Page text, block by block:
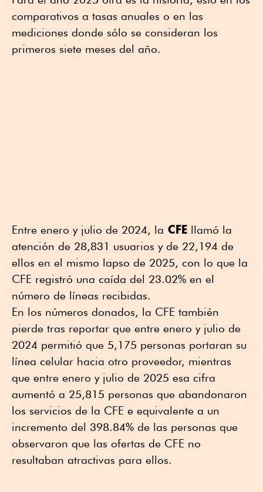
comparativos a tasas anuales o en las
mediciones donde sólo se consideran los
primeros siete meses del año.
Entre enero y julio de 2024, la CFE llamó la
atención de 28,831 usuarios y de 22,194 de
ellos en el mismo lapso de 2025, con lo que la
CFE registró una caída del 23.02% en el
número de líneas recibidas.
En los números donados, la CFE también
pierde tras reportar que entre enero y julio de
2024 permitió que 5,175 personas portaran su
línea celular hacia otro proveedor, mientras
que entre enero y julio de 2025 esa cifra
aumentó a 25,815 personas que abandonaron
los servicios de la CFE e equivalente a un
incremento del 398.84% de las personas que
observaron que las ofertas de CFE no
resultaban atractivas para ellos.